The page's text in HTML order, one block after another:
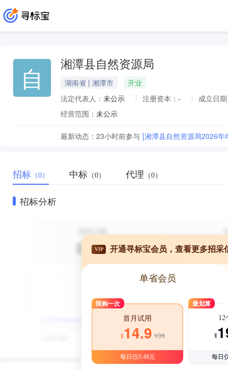
自 湘潭县自然资源局
湖南省 | 湘潭市
开业
法定代表人： 未公示 注册资本： -
成立日
经营范围： 未公示
最新动态： 23小时前参与 [湘潭县自然资源局2026
招标 （0） 中标 （0） 代理 （0）
招标分析
VIP 开通寻标宝会员，查看更多招采
单省会员
限购一次
首月试用
¥14.9 ¥39
每日仅0.48元
最划算
12
¥
每日